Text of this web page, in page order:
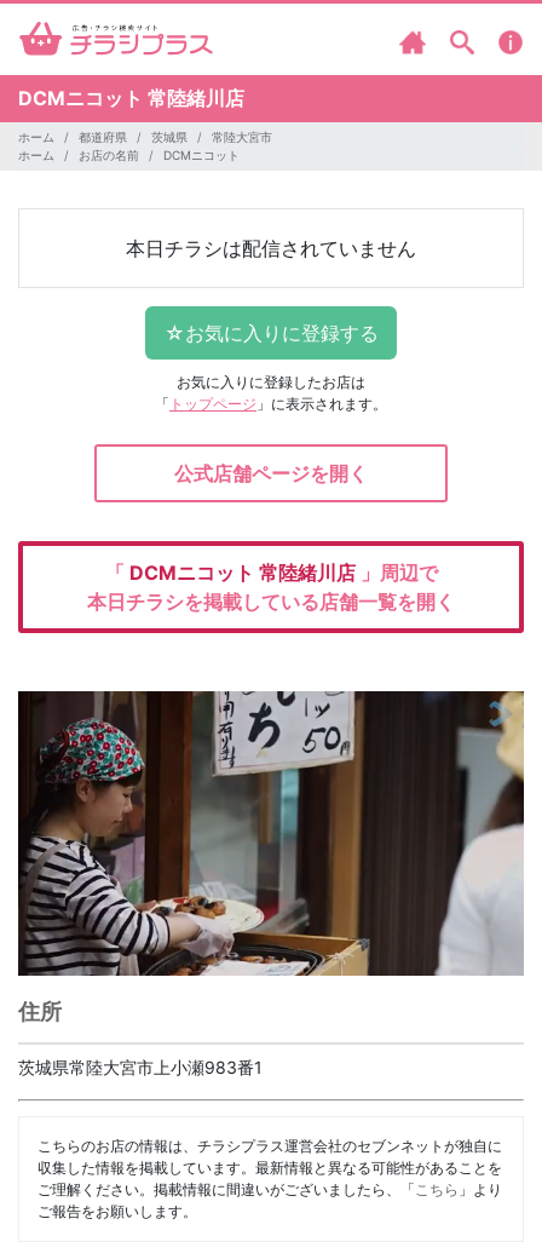
DCMニコット 常陸緒川店
ホーム 都道府県 茨城県
常陸大宮市
ホーム
お店の名前 DCMニコット
本日チラシは配信されていません
お気に入りに登録したお店は
「 トップページ 」に表示されます。
公式店舗ページを開く
「 DCMニコット 常陸緒川店 」周辺で
本日チラシを掲載している店舗一覧を開く
住所
茨城県常陸大宮市上小瀬983番1
こちらのお店の情報は、チラシプラス運営会社のセブンネットが独自に
収集した情報を掲載しています。最新情報と異なる可能性があることを
ご理解ください。掲載情報に間違いがございましたら、「 こちら 」より
ご報告をお願いします。